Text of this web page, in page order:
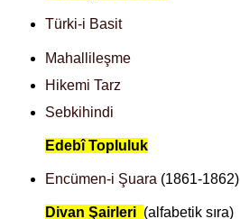
Türki-i Basit
Mahallileşme
Hikemi Tarz
Sebkihindi
Edebî Topluluk
Encümen-i Şuara (1861-1862)
Divan Şairleri (alfabetik sıra)